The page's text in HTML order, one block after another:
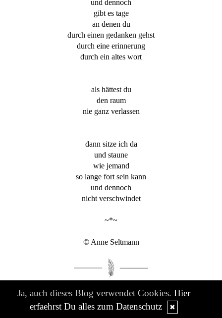
und dennoch
gibt es tage
an denen du
durch einen gedanken gehst
durch eine erinnerung
durch ein altes wort
als hättest du
den raum
nie ganz verlassen
dann sitze ich da
und staune
wie jemand
so lange fort sein kann
und dennoch
nicht verschwindet
~*~
© Anne Seltmann
Ja, auch dieses Blog verwendet Cookies. Hier
erfaehrst Du alles zum Datenschutz
✖